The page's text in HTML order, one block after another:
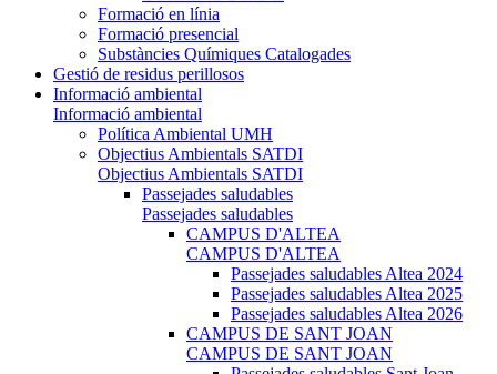
Formació en línia
Formació presencial
Substàncies Químiques Catalogades
Gestió de residus perillosos
Informació ambiental
Informació ambiental
Política Ambiental UMH
Objectius Ambientals SATDI
Objectius Ambientals SATDI
Passejades saludables
Passejades saludables
CAMPUS D'ALTEA
CAMPUS D'ALTEA
Passejades saludables Altea 2024
Passejades saludables Altea 2025
Passejades saludables Altea 2026
CAMPUS DE SANT JOAN
CAMPUS DE SANT JOAN